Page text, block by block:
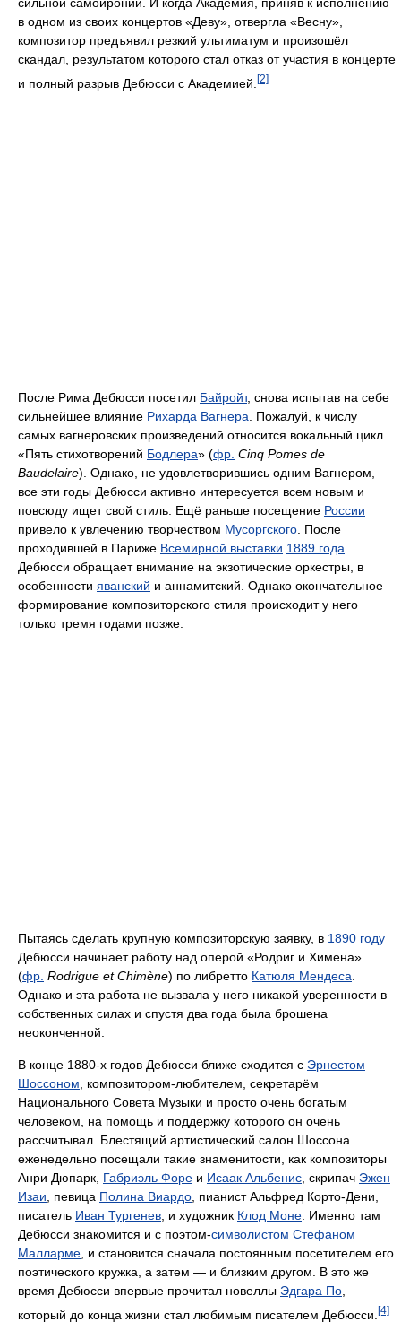
в одном из своих концертов «Деву», отвергла «Весну»,
композитор предъявил резкий ультиматум и произошёл
скандал, результатом которого стал отказ от участия в концерте
и полный разрыв Дебюсси с Академией. [2]
После Рима Дебюсси посетил Байройт, снова испытав на себе
сильнейшее влияние Рихарда Вагнера. Пожалуй, к числу
самых вагнеровских произведений относится вокальный цикл
«Пять стихотворений Бодлера» (фр. Cinq Pomes de
Baudelaire). Однако, не удовлетворившись одним Вагнером,
все эти годы Дебюсси активно интересуется всем новым и
повсюду ищет свой стиль. Ещё раньше посещение России
привело к увлечению творчеством Мусоргского. После
проходившей в Париже Всемирной выставки 1889 года
Дебюсси обращает внимание на экзотические оркестры, в
особенности яванский и аннамитский. Однако окончательное
формирование композиторского стиля происходит у него
только тремя годами позже.
Пытаясь сделать крупную композиторскую заявку, в 1890 году
Дебюсси начинает работу над оперой «Родриг и Химена»
(фр. Rodrigue et Chimène) по либретто Катюля Мендеса.
Однако и эта работа не вызвала у него никакой уверенности в
собственных силах и спустя два года была брошена
неоконченной.
В конце 1880-х годов Дебюсси ближе сходится с Эрнестом
Шоссоном, композитором-любителем, секретарём
Национального Совета Музыки и просто очень богатым
человеком, на помощь и поддержку которого он очень
рассчитывал. Блестящий артистический салон Шоссона
еженедельно посещали такие знаменитости, как композиторы
Анри Дюпарк, Габриэль Форе и Исаак Альбенис, скрипач Эжен
Изаи, певица Полина Виардо, пианист Альфред Корто-Дени,
писатель Иван Тургенев, и художник Клод Моне. Именно там
Дебюсси знакомится и с поэтом-символистом Стефаном
Малларме, и становится сначала постоянным посетителем его
поэтического кружка, а затем — и близким другом. В это же
время Дебюсси впервые прочитал новеллы Эдгара По,
который до конца жизни стал любимым писателем Дебюсси. [4]